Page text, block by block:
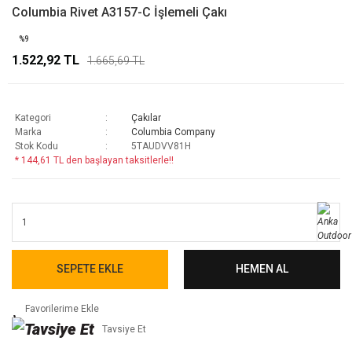
Columbia Rivet A3157-C İşlemeli Çakı
%9
1.522,92 TL 1.665,69 TL
Kategori
Çakılar
Marka
Columbia Company
Stok Kodu
5TAUDVV81H
* 144,61 TL den başlayan taksitlerle!!
SEPETE EKLE HEMEN AL
Tavsiye Et